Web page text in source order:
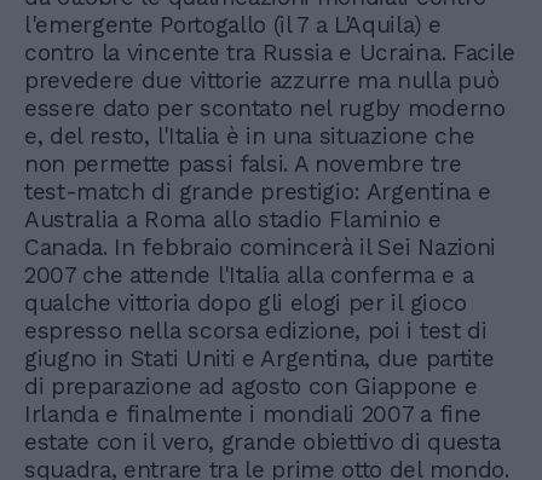
l'emergente Portogallo (il 7 a L'Aquila) e
contro la vincente tra Russia e Ucraina. Facile
prevedere due vittorie azzurre ma nulla può
essere dato per scontato nel rugby moderno
e, del resto, l'Italia è in una situazione che
non permette passi falsi. A novembre tre
test-match di grande prestigio: Argentina e
Australia a Roma allo stadio Flaminio e
Canada. In febbraio comincerà il Sei Nazioni
2007 che attende l'Italia alla conferma e a
qualche vittoria dopo gli elogi per il gioco
espresso nella scorsa edizione, poi i test di
giugno in Stati Uniti e Argentina, due partite
di preparazione ad agosto con Giappone e
Irlanda e finalmente i mondiali 2007 a fine
estate con il vero, grande obiettivo di questa
squadra, entrare tra le prime otto del mondo.